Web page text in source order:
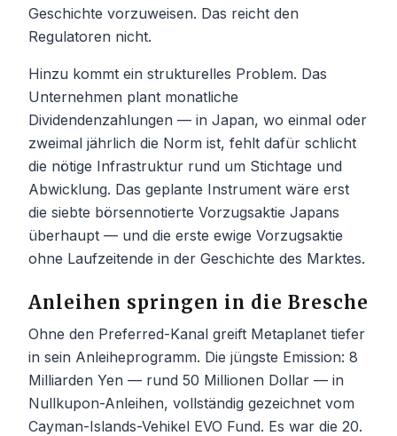
Geschichte vorzuweisen. Das reicht den
Regulatoren nicht.
Hinzu kommt ein strukturelles Problem. Das
Unternehmen plant monatliche
Dividendenzahlungen — in Japan, wo einmal oder
zweimal jährlich die Norm ist, fehlt dafür schlicht
die nötige Infrastruktur rund um Stichtage und
Abwicklung. Das geplante Instrument wäre erst
die siebte börsennotierte Vorzugsaktie Japans
überhaupt — und die erste ewige Vorzugsaktie
ohne Laufzeitende in der Geschichte des Marktes.
Anleihen springen in die Bresche
Ohne den Preferred-Kanal greift Metaplanet tiefer
in sein Anleiheprogramm. Die jüngste Emission: 8
Milliarden Yen — rund 50 Millionen Dollar — in
Nullkupon-Anleihen, vollständig gezeichnet vom
Cayman-Islands-Vehikel EVO Fund. Es war die 20.